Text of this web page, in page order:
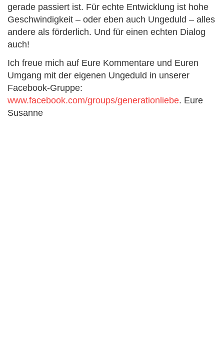
gerade passiert ist. Für echte Entwicklung ist hohe
Geschwindigkeit – oder eben auch Ungeduld – alles
andere als förderlich. Und für einen echten Dialog
auch!
Ich freue mich auf Eure Kommentare und Euren
Umgang mit der eigenen Ungeduld in unserer
Facebook-Gruppe:
www.facebook.com/groups/generationliebe. Eure
Susanne